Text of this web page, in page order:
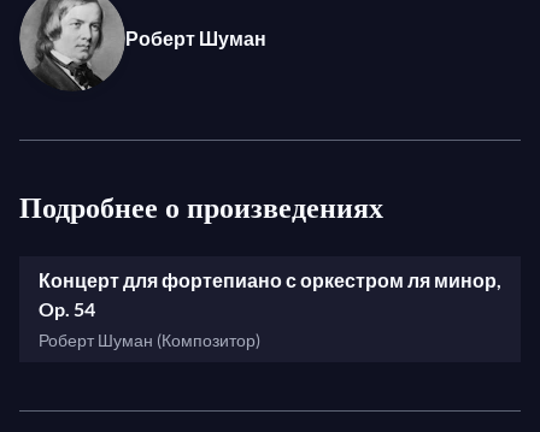
Александра Чавчавадзе, «отца грузинского
романтизма».
Роберт Шуман
Подробнее о произведениях
Концерт для фортепиано с оркестром ля минор,
Op. 54
Роберт Шуман (Композитор)